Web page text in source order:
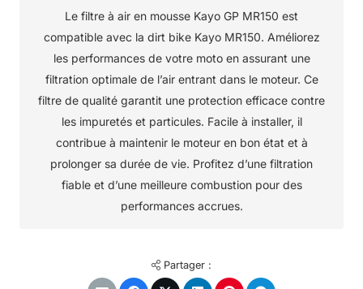
Le filtre à air en mousse Kayo GP MR150 est
compatible avec la dirt bike Kayo MR150. Améliorez
les performances de votre moto en assurant une
filtration optimale de l’air entrant dans le moteur. Ce
filtre de qualité garantit une protection efficace contre
les impuretés et particules. Facile à installer, il
contribue à maintenir le moteur en bon état et à
prolonger sa durée de vie. Profitez d’une filtration
fiable et d’une meilleure combustion pour des
performances accrues.
Partager :